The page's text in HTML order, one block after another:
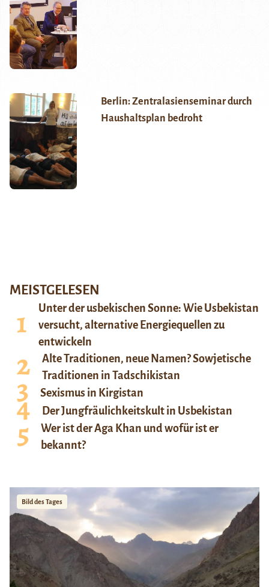
Berlin: Zentralasienseminar durch
Haushaltsplan bedroht
MEISTGELESEN
Unter der usbekischen Sonne: Wie Usbekistan
versucht, alternative Energiequellen zu
entwickeln
Alte Traditionen, neue Namen? Sowjetische
Traditionen in Tadschikistan
Sexismus in Kirgistan
Der Jungfräulichkeitskult in Usbekistan
Wer ist der Aga Khan und wofür ist er
bekannt?
Bild des Tages